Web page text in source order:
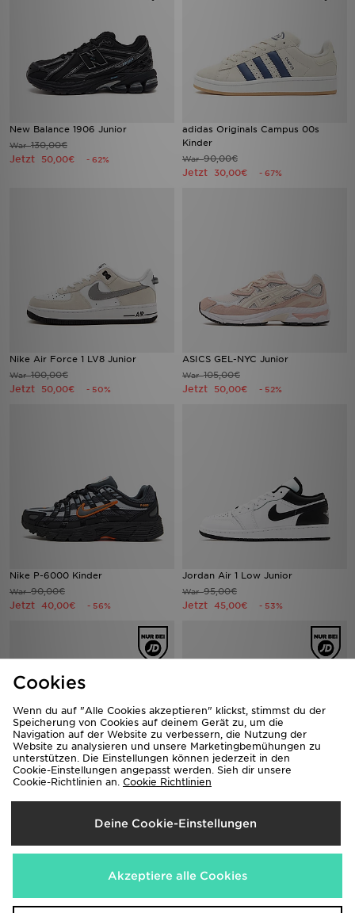
New Balance 1906 Junior
War130,00€
Jetzt 50,00€ - 62%
adidas Originals Campus 00s
Kinder
War90,00€
Jetzt 30,00€ - 67%
Nike Air Force 1 LV8 Junior
War100,00€
Jetzt 50,00€ - 50%
ASICS GEL-NYC Junior
War105,00€
Jetzt 50,00€ - 52%
Nike P-6000 Kinder
War90,00€
Jetzt 40,00€ - 56%
Jordan Air 1 Low Junior
War95,00€
Jetzt 45,00€ - 53%
- 35% Jetzt30,00€
Cookies
Wenn du auf "Alle Cookies akzeptieren" klickst, stimmst du der
Speicherung von Cookies auf deinem Gerät zu, um die
Navigation auf der Website zu verbessern, die Nutzung der
Website zu analysieren und unsere Marketingbemühungen zu
unterstützen. Die Einstellungen können jederzeit in den
Cookie-Einstellungen angepasst werden. Sieh dir unsere
Cookie-Richtlinien an. Cookie Richtlinien
Deine Cookie-Einstellungen
Akzeptiere alle Cookies